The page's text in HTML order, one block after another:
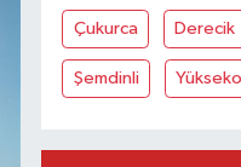
Çukurca Derecik
Şemdinli